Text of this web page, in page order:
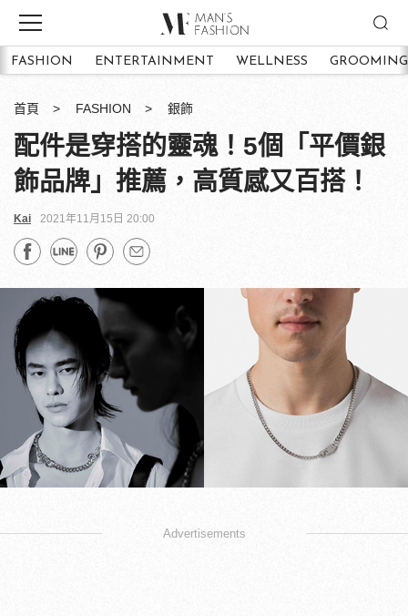
FASHION ENTERTAINMENT WELLNESS GROOMING
首頁 FASHION 銀飾
配件是穿搭的靈魂！5個「平價銀
飾品牌」推薦，高質感又百搭！
Kai 2021年11月15日 20:00
Advertisements